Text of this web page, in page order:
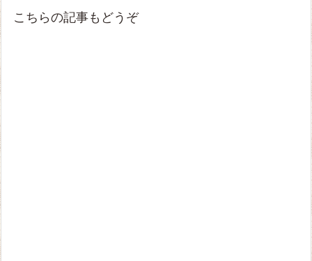
こちらの記事もどうぞ